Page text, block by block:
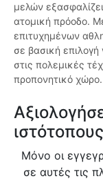
μελών
ατομική πρόοδο.
επιτυχημένων
σε βασική επιλογή
στις πολεμικές
προπονητικό χώρο.
ιστότοπους
Μόνο οι
σε αυτές τις